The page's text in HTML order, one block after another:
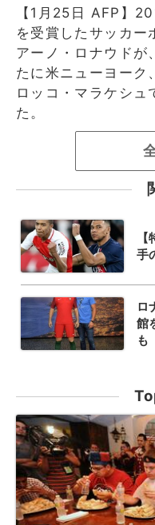
【1月25日 AFP】
を受賞したサッカー
アーノ・ロナウドが
たに米ニューヨーク
ロッコ・マラケシュ
た。
手
ロ
館
も